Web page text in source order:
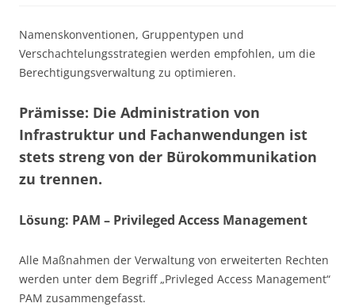
Namenskonventionen, Gruppentypen und
Verschachtelungsstrategien werden empfohlen, um die
Berechtigungsverwaltung zu optimieren.
Prämisse: Die Administration von
Infrastruktur und Fachanwendungen ist
stets streng von der Bürokommunikation
zu trennen.
Lösung: PAM – Privileged Access Management
Alle Maßnahmen der Verwaltung von erweiterten Rechten
werden unter dem Begriff „Privleged Access Management“
PAM zusammengefasst.